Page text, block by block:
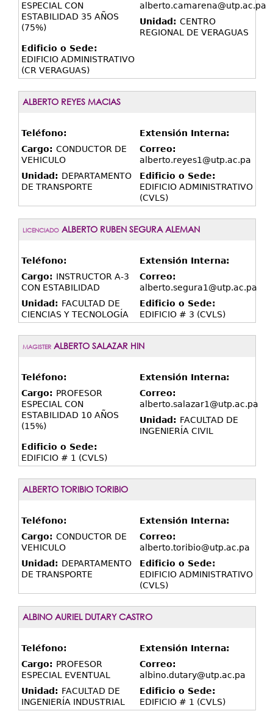
ESPECIAL CON
ESTABILIDAD 35 AÑOS
(75%)
alberto.camarena@utp.ac.pa
Unidad: CENTRO
REGIONAL DE VERAGUAS
Edificio o Sede:
EDIFICIO ADMINISTRATIVO
(CR VERAGUAS)
ALBERTO REYES MACIAS
Teléfono:
Extensión Interna:
Cargo: CONDUCTOR DE
VEHICULO
Correo:
alberto.reyes1@utp.ac.pa
Unidad: DEPARTAMENTO
DE TRANSPORTE
Edificio o Sede:
EDIFICIO ADMINISTRATIVO
(CVLS)
LICENCIADO ALBERTO RUBEN SEGURA ALEMAN
Teléfono:
Extensión Interna:
Cargo: INSTRUCTOR A-3
CON ESTABILIDAD
Correo:
alberto.segura1@utp.ac.pa
Unidad: FACULTAD DE
CIENCIAS Y TECNOLOGÍA
Edificio o Sede:
EDIFICIO # 3 (CVLS)
MAGISTER ALBERTO SALAZAR HIN
Teléfono:
Extensión Interna:
Cargo: PROFESOR
ESPECIAL CON
ESTABILIDAD 10 AÑOS
(15%)
Correo:
alberto.salazar1@utp.ac.pa
Unidad: FACULTAD DE
INGENIERÍA CIVIL
Edificio o Sede:
EDIFICIO # 1 (CVLS)
ALBERTO TORIBIO TORIBIO
Teléfono:
Extensión Interna:
Cargo: CONDUCTOR DE
VEHICULO
Correo:
alberto.toribio@utp.ac.pa
Unidad: DEPARTAMENTO
DE TRANSPORTE
Edificio o Sede:
EDIFICIO ADMINISTRATIVO
(CVLS)
ALBINO AURIEL DUTARY CASTRO
Teléfono:
Extensión Interna:
Cargo: PROFESOR
ESPECIAL EVENTUAL
Correo:
albino.dutary@utp.ac.pa
Unidad: FACULTAD DE
INGENIERÍA INDUSTRIAL
Edificio o Sede:
EDIFICIO # 1 (CVLS)